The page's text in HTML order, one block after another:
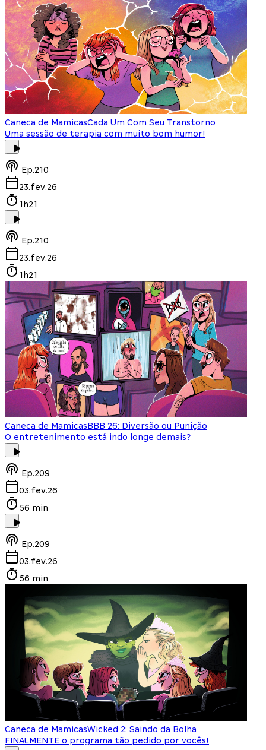
Caneca de MamicasCada Um Com Seu Transtorno
Uma sessão de terapia com muito bom humor!
Ep.210
23.fev.26
1h21
Ep.210
23.fev.26
1h21
Caneca de MamicasBBB 26: Diversão ou Punição
O entretenimento está indo longe demais?
Ep.209
03.fev.26
56 min
Ep.209
03.fev.26
56 min
Caneca de MamicasWicked 2: Saindo da Bolha
FINALMENTE o programa tão pedido por vocês!